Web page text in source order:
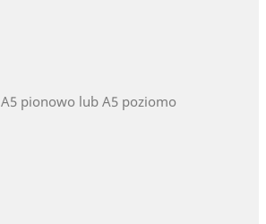
A5 pionowo lub A5 poziomo